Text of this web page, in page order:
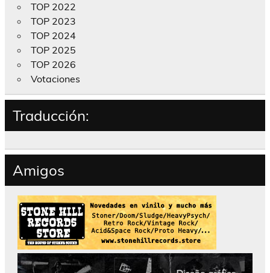
TOP 2022
TOP 2023
TOP 2024
TOP 2025
TOP 2026
Votaciones
Traducción:
Amigos